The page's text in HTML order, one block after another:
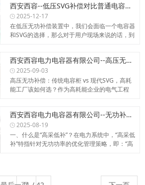
西安西容--低压SVG补偿对比普通电容器补偿的优点
2025-12-17
在低压无功补偿装置中，我们会面临一个电容器
和SVG的选择，那么对于用户现场来说的话，到
西安西容电力电容器有限公司--高压无功补偿：传统电容柜 vs 现代SVG
2025-09-03
高压无功补偿：传统电容柜 vs 现代SVG，高耗
能工厂该如何选？作为高耗能企业的电气工程
西安西容电力电容器有限公司--无功补偿中的“高采低补”
2025-08-19
一、什么是“高采低补”？在电力系统中，“高采低
补”特指针对无功功率的优化管理策略，即：“高